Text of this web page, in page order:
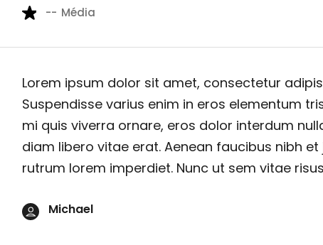
-- Média
Lorem ipsum dolor sit amet, consectetur
Suspendisse varius enim in eros elementum
mi quis viverra ornare, eros dolor interdum
diam libero vitae erat. Aenean faucibus nibh
rutrum lorem imperdiet. Nunc ut sem vitae
Michael